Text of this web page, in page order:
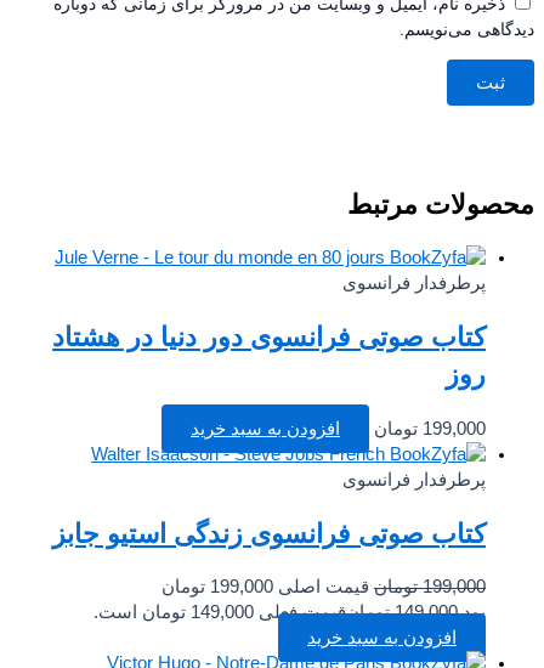
می‌نویسم.
مرتبط
پرطرفدار فرانسوی
کتاب صوتی فرانسوی دور دنیا در هشتاد
روز
199,000 تومان افزودن به سبد خرید
پرطرفدار فرانسوی
کتاب صوتی فرانسوی زندگی استیو جابز
199,000 تومان
قیمت اصلی 199,000 تومان
149,000 تومانقیمت فعلی 149,000 تومان است.
افزودن به سبد خرید